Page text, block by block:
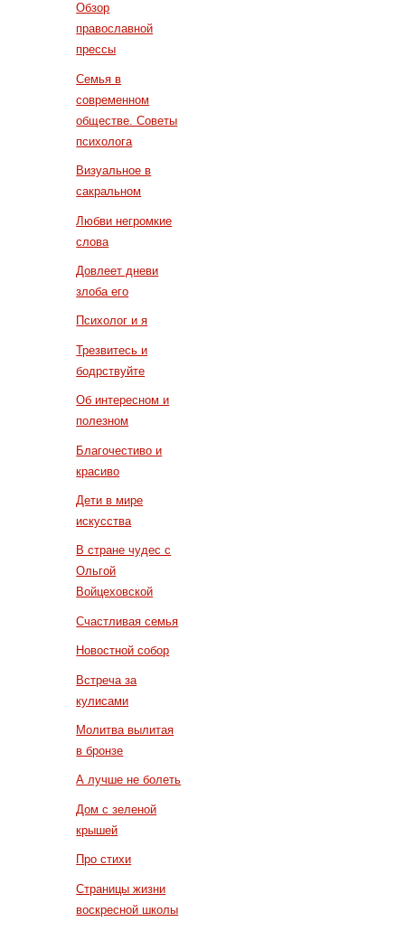
Обзор
православной
прессы
Семья в
современном
обществе. Советы
психолога
Визуальное в
сакральном
Любви негромкие
слова
Довлеет дневи
злоба его
Психолог и я
Трезвитесь и
бодрствуйте
Об интересном и
полезном
Благочестиво и
красиво
Дети в мире
искусства
В стране чудес с
Ольгой
Войцеховской
Счастливая семья
Новостной собор
Встреча за
кулисами
Молитва вылитая
в бронзе
А лучше не болеть
Дом с зеленой
крышей
Про стихи
Страницы жизни
воскресной школы